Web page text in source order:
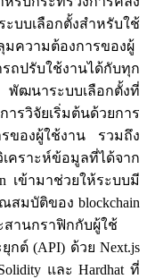
บบเลือกตั้งสำหรับใช้
ความต้องการของผู้
ถปรับใช้งานได้กับทุก
พัฒนาระบบเลือกตั้งที่
รวิจัยเริ่มต้นด้วยการ
ของผู้ใช้งาน รวมถึง
คราะห์ข้อมูลที่ได้จาก
เข้ามาช่วยให้ระบบมี
สมบัติของ blockchain
านกราฟิกกับผู้ใช้
ต์ (API) ด้วย Next.js
และ Hardhat ที่